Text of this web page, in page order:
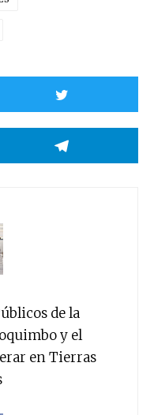
de la
y el
en Tierras